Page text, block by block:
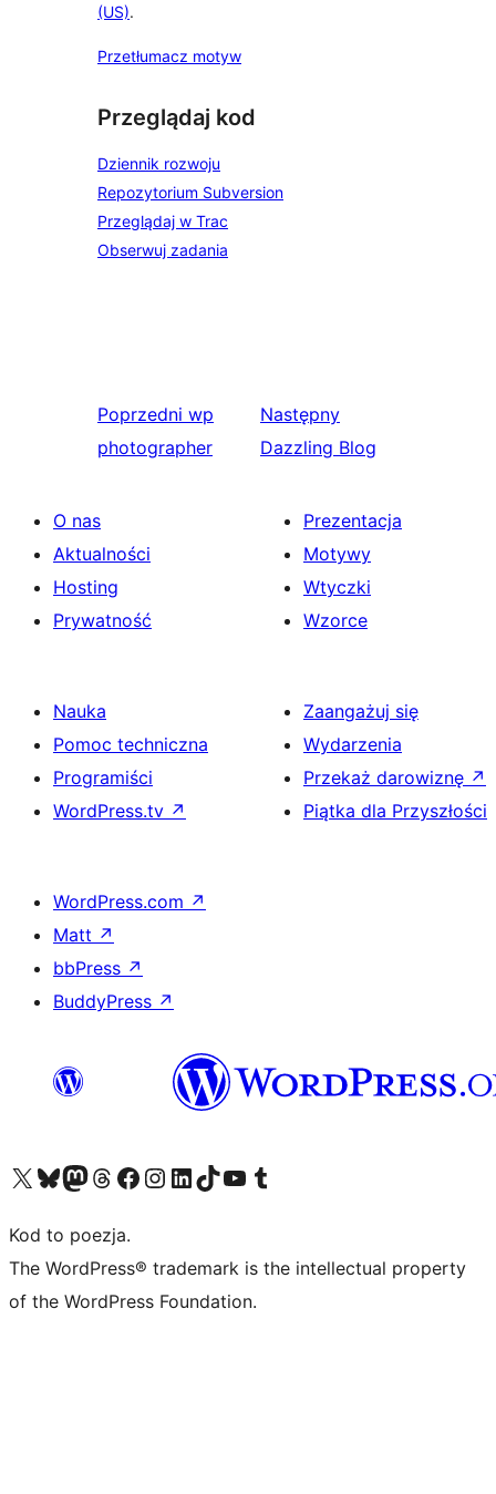
(US).
Przetłumacz motyw
Przeglądaj kod
Dziennik rozwoju
Repozytorium Subversion
Przeglądaj w Trac
Obserwuj zadania
Poprzedni wp
photographer
Następny
Dazzling Blog
O nas
Aktualności
Hosting
Prywatność
Prezentacja
Motywy
Wtyczki
Wzorce
Nauka
Pomoc techniczna
Programiści
WordPress.tv ↗
Zaangażuj się
Wydarzenia
Przekaż darowiznę ↗
Piątka dla Przyszłości
WordPress.com ↗
Matt ↗
bbPress ↗
BuddyPress ↗
Odwiedź nasze konto X (dawniej Twitter)
Odwiedź nasze konto Bluesky
Odwiedź nasze konto na Mastodoncie
Odwiedź naszego Threadsa
Odwiedź naszego Facebooka
Odwiedź nasze konto na Instagramie
Odwiedź nasze konto na LinkedIn
Odwiedź naszego TikToka
Odwiedź nasz kanał YouTube
Odwiedź naszego Tumblra
Kod to poezja.
The WordPress® trademark is the intellectual property
of the WordPress Foundation.